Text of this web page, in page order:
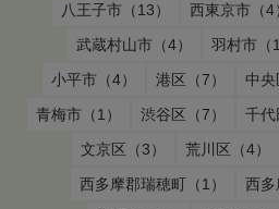
八王子市（13）
西東京市（4
武蔵村山市（4）
羽村市（1
小平市（4）
港区（7） 中央
青梅市（1）
渋谷区（7） 千代
文京区（3）
荒川区（4）
西多摩郡瑞穂町（1）
西多